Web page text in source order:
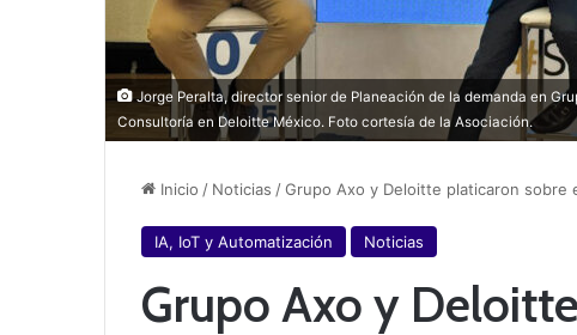
Jorge Peralta, director senior de Planeación de la demanda en
Consultoría en Deloitte México. Foto cortesía de la Asociación.
Inicio / Noticias /Grupo Axo y Deloitte platicaron sobre
IA, IoT y Automatización Noticias
Grupo Axo y